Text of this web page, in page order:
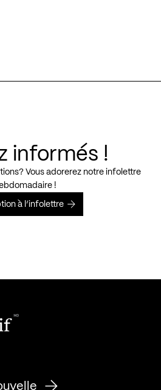
informés !
Vous adorerez notre infolettre
!
à l’infolettre